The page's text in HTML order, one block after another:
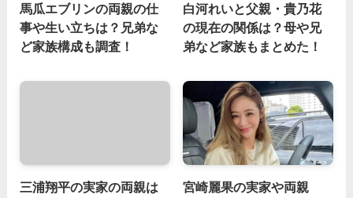
馬瓜エブリンの両親の仕
事や生い立ちは？兄弟な
ど家族構成も調査！
白河れいと父親・貴乃花
の現在の関係は？母や兄
弟など家族もまとめた！
三浦翔平の実家の両親は
宮崎麗果の実家や両親